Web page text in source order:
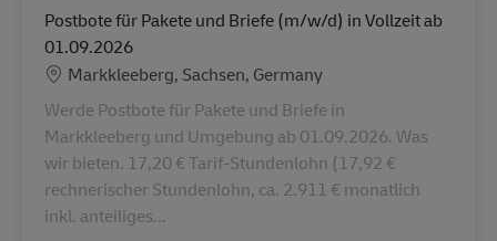
Postbote für Pakete und Briefe (m/w/d) in Vollzeit ab
01.09.2026
Lokalizacja
Markkleeberg, Sachsen, Germany
Werde Postbote für Pakete und Briefe in
Markkleeberg und Umgebung ab 01.09.2026. Was
wir bieten. 17,20 € Tarif-Stundenlohn (17,92 €
rechnerischer Stundenlohn, ca. 2.911 € monatlich
inkl. anteiliges...